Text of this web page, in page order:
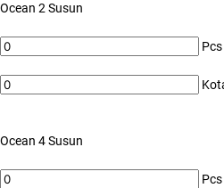
Ocean 2 Susun
Pcs
Ocean 4 Susun
Pcs